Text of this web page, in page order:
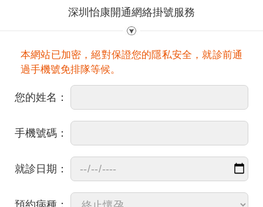
深圳怡康開通網絡掛號服務
本網站已加密，絕對保證您的隱私安全，就診前通
過手機號免排隊等候。
您的姓名：
手機號碼：
就診日期：